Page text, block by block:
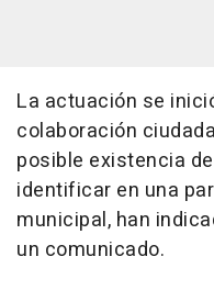
La actuación se
colaboración
posible existencia
identificar en una
municipal, han
un comunicado.